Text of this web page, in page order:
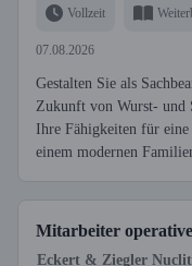
Vollzeit
07.08.2026
Gestalten Sie als
Zukunft von Wurst- und
Ihre Fähigkeiten für
einem modernen
Mitarbeiter
Eckert & Ziegler